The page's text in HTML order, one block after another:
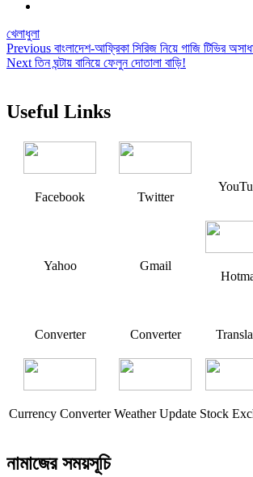
খেলাধুলা
Post
navigation
Previous Previous
post:
বাংলাদেশ-আফ্রিকা সিরিজ নিয়ে গাজি টিভির
Next Next
তিন ঘন্টায় বানিয়ে ফেলুন দোতালা বাড়ি!
Useful Links
Facebook Twitter
Yahoo Gmail
Converter Converter
Currency Converter Weather Update Stock
নামাজের সময়সূচি